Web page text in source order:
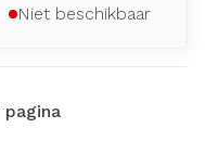
Niet beschikbaar
pagina